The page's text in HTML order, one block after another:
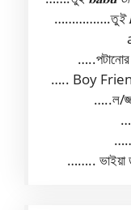
…………….তুই
…..পটানোর
….. Boy Friend
…..ল/
…….. ভাইয়া